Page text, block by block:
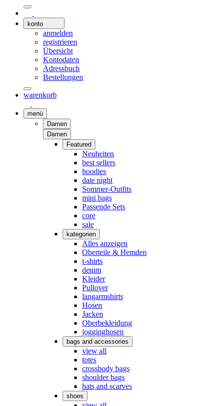
konto
anmelden
registrieren
Übersicht
Kontodaten
Adressbuch
Bestellungen
warenkorb
menü
Damen
Damen
Featured
Neuheiten
best sellers
hoodies
date night
Sommer-Outfits
mini bags
Passende Sets
core
sale
kategorien
Alles anzeigen
Oberteile & Hemden
t-shirts
denim
Kleider
Pullover
langarmshirts
Hosen
Jacken
Oberbekleidung
jogginghosen
bags and accessories
view all
totes
crossbody bags
shoulder bags
hats and scarves
shoes